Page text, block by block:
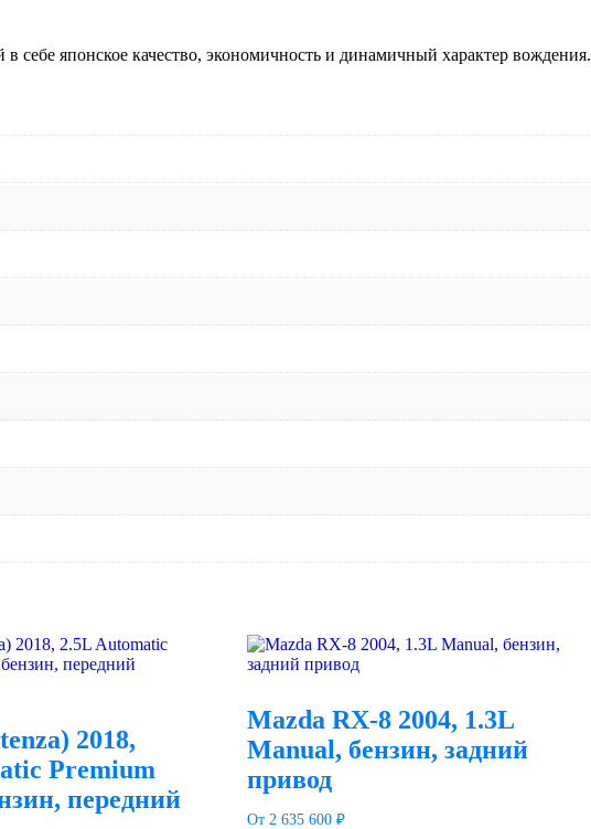
японское качество, экономичность и динамичный характер вождения.
2018,
Premium
передний
Mazda RX-8 2004, 1.3L
Manual, бензин, задний
привод
От 2 635 600 ₽